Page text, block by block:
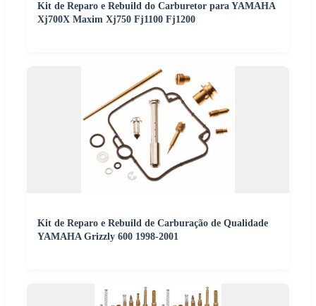
Kit de Reparo e Rebuild do Carburetor para YAMAHA
Xj700X Maxim Xj750 Fj1100 Fj1200
Kit de Reparo e Rebuild de Carburação de Qualidade
YAMAHA Grizzly 600 1998-2001